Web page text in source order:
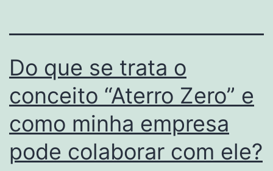
Do que se trata o
conceito “Aterro Zero” e
como minha empresa
pode colaborar com ele?